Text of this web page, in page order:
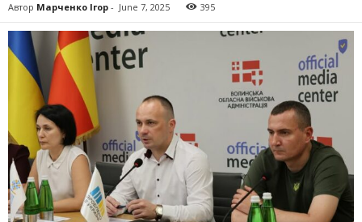
Автор Марченко Ігор - June 7, 2025 395